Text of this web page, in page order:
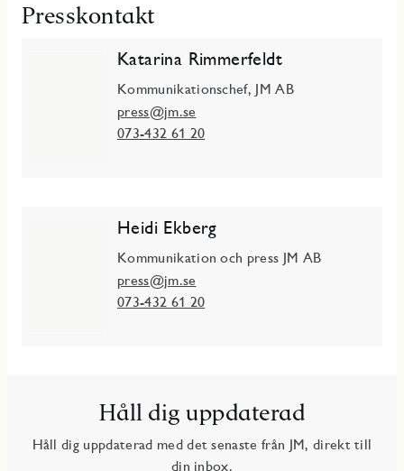
Presskontakt
Katarina Rimmerfeldt
Kommunikationschef, JM AB
press@jm.se
073-432 61 20
Heidi Ekberg
Kommunikation och press JM AB
press@jm.se
073-432 61 20
Håll dig uppdaterad
Håll dig uppdaterad med det senaste från JM, direkt till
din inbox.